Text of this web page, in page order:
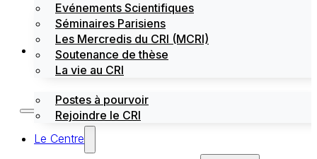
Evénements Scientifiques
Séminaires Parisiens
Les Mercredis du CRI (MCRI)
Soutenance de thèse
La vie au CRI
Emploi / stages
Postes à pourvoir
Rejoindre le CRI
Le Centre